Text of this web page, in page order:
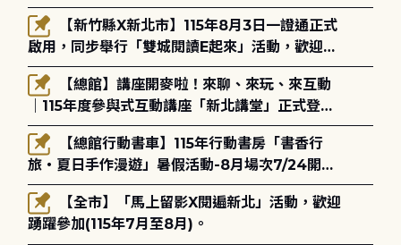
啟用，同步舉行「雙城閱讀E起來」活動，歡迎踴
躍參加(115年8月3日至10月4日)。
｜115年度參與式互動講座「新北講堂」正式登
場！
旅・夏日手作漫遊」暑假活動-8月場次7/24開始
報名
踴躍參加(115年7月至8月)。